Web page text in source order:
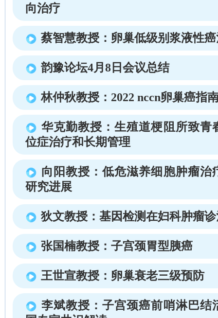
向治疗
蔡智慧教授：卵巢低级别浆液性
韵豫论坛4月8日会议总结
林仲秋教授：2022 nccn卵巢癌指
华克勤教授：生殖道梗阻所致青
位症治疗和长期管理
向阳教授：低危滋养细胞肿瘤治
研究进展
狄文教授：基因检测在妇科肿瘤
张国楠教授：子宫颈胃型胰癌
王世宣教授：卵巢衰老三级预防
李斌教授：子宫颈癌前哨淋巴结